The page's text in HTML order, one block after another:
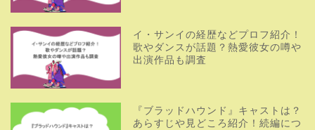
イ・サンイの経歴などプロフ紹介！
歌やダンスが話題？熱愛彼女の噂や
出演作品も調査
『ブラッドハウンド』キャストは？
あらすじや見どころ紹介！続編につ